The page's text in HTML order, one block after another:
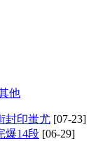
他
封印蚩尤 [07-23]
爆14段 [06-29]